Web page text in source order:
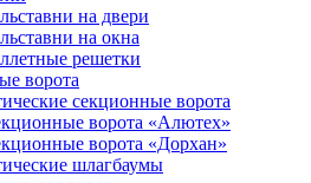
на двери
на окна
решетки
ворота
секционные ворота
ворота «Алютех»
ворота «Дорхан»
шлагбаумы